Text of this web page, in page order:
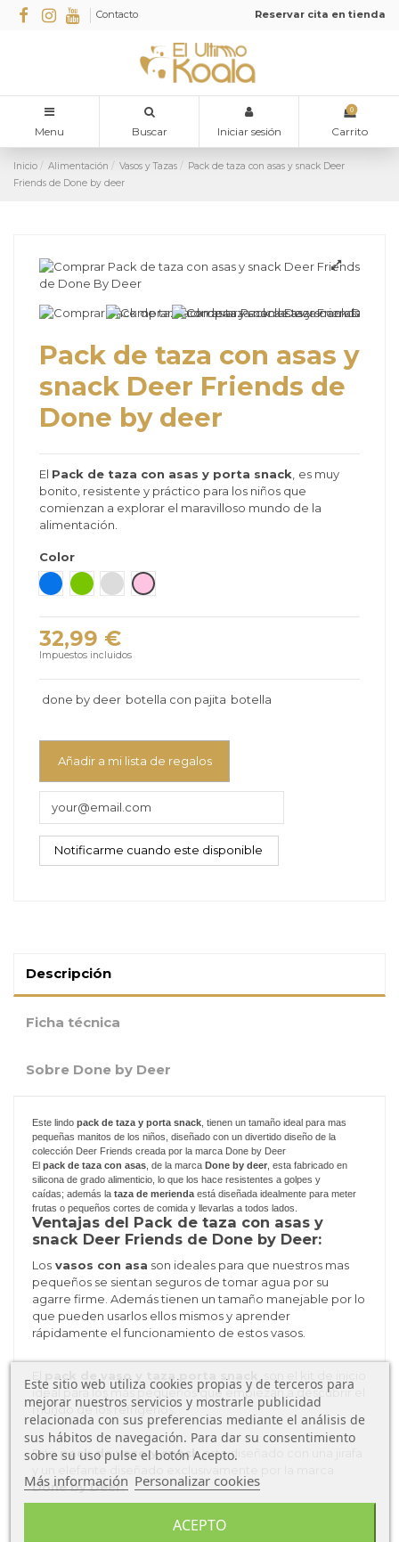
Contacto Reservar cita en tienda
Menu Buscar Iniciar sesión
0
Carrito
Inicio Alimentación Vasos y Tazas
Pack de taza con asas y snack Deer
Friends de Done by deer
Pack de taza con asas y
snack Deer Friends de
Done by deer
El Pack de taza con asas y porta snack, es muy
bonito, resistente y práctico para los niños que
comienzan a explorar el maravilloso mundo de la
alimentación.
Color
Azul
Verde Gris claroRosa
32,99 €
Impuestos incluidos
done by deer botella con pajita botella
Añadir a mi lista de regalos
Descripción
Ficha técnica
Sobre Done by Deer
Este lindo pack de taza y porta snack, tienen un tamaño ideal para mas
pequeñas manitos de los niños, diseñado con un divertido diseño de la
colección Deer Friends creada por la marca Done by Deer
El pack de taza con asas, de la marca Done by deer, esta fabricado en
silicona de grado alimenticio, lo que los hace resistentes a golpes y
caídas; además lataza de meriendaestá diseñada idealmente para meter
frutas o pequeños cortes de comida y llevarlas a todos lados.
Ventajas del Pack de taza con asas y
snack Deer Friends de Done by Deer:
Losvasos con asa son ideales para que nuestros mas
pequeños se sientan seguros de tomar agua por su
agarre firme. Además tienen un tamaño manejable por lo
que pueden usarlos ellos mismos y aprender
rápidamente el funcionamiento de estos vasos.
pack de vaso y taza porta snack
, son el kit de inicio
ideal para los más pequeños que empiezan a descubrir el
mundo de los refrigerios.
Este pack de vaso y snackesta diseñado con una jirafa
Done by Deer.
y snack Deer Friends de Done by Deer:
Este sitio web utiliza cookies propias y de terceros para
mejorar nuestros servicios y mostrarle publicidad
relacionada con sus preferencias mediante el análisis de
sus hábitos de navegación. Para dar su consentimiento
sobre su uso pulse el botón Acepto.
Más información Personalizar cookies
ACEPTO